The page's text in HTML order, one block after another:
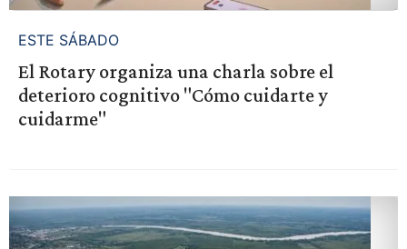
ESTE SÁBADO
El Rotary organiza una charla sobre el
deterioro cognitivo "Cómo cuidarte y
cuidarme"